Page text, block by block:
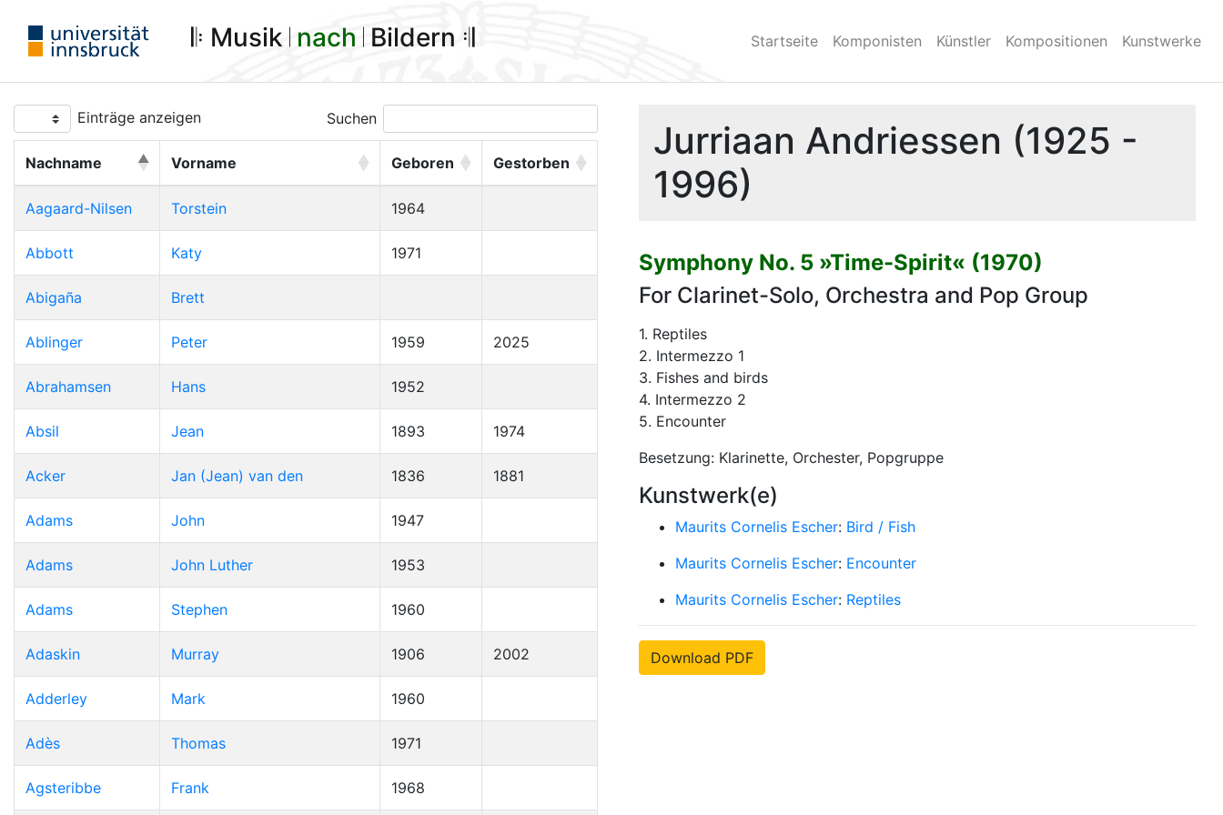
𝄆 Musik 𝄀 nach 𝄀 Bildern 𝄇 Startseite Komponisten Künstler Kompositionen Kunstwerke
Einträge anzeigen Suchen
Nachname Vorname Geboren Gestorben
Aagaard-Nilsen Torstein 1964
Abbott Katy 1971
Abigaña Brett
Ablinger Peter 1959 2025
Abrahamsen Hans 1952
Absil Jean 1893 1974
Acker Jan (Jean) van den 1836 1881
Adams John 1947
Adams John Luther 1953
Adams Stephen 1960
Adaskin Murray 1906 2002
Adderley Mark 1960
Adès Thomas 1971
Agsteribbe Frank 1968
Jurriaan Andriessen (1925 -
1996)
Symphony No. 5 »Time-Spirit« (1970)
For Clarinet-Solo, Orchestra and Pop Group
1. Reptiles
2. Intermezzo 1
3. Fishes and birds
4. Intermezzo 2
5. Encounter
Besetzung: Klarinette, Orchester, Popgruppe
Kunstwerk(e)
Maurits Cornelis Escher: Bird / Fish
Maurits Cornelis Escher: Encounter
Maurits Cornelis Escher: Reptiles
Download PDF